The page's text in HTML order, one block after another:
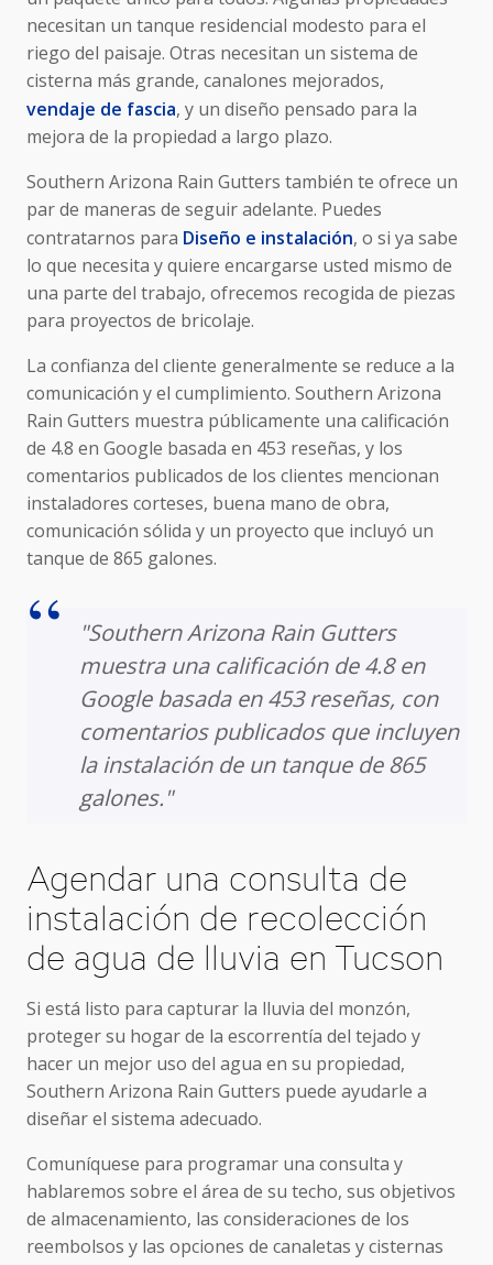
necesitan un tanque residencial modesto para el
riego del paisaje. Otras necesitan un sistema de
cisterna más grande, canalones mejorados,
vendaje de fascia, y un diseño pensado para la
mejora de la propiedad a largo plazo.
Southern Arizona Rain Gutters también te ofrece un
par de maneras de seguir adelante. Puedes
contratarnos para Diseño e instalación, o si ya sabe
lo que necesita y quiere encargarse usted mismo de
una parte del trabajo, ofrecemos recogida de piezas
para proyectos de bricolaje.
La confianza del cliente generalmente se reduce a la
comunicación y el cumplimiento. Southern Arizona
Rain Gutters muestra públicamente una calificación
de 4.8 en Google basada en 453 reseñas, y los
comentarios publicados de los clientes mencionan
instaladores corteses, buena mano de obra,
comunicación sólida y un proyecto que incluyó un
tanque de 865 galones.
"Southern Arizona Rain Gutters
muestra una calificación de 4.8 en
Google basada en 453 reseñas, con
comentarios publicados que incluyen
la instalación de un tanque de 865
galones."
Agendar una consulta de
instalación de recolección
de agua de lluvia en Tucson
Si está listo para capturar la lluvia del monzón,
proteger su hogar de la escorrentía del tejado y
hacer un mejor uso del agua en su propiedad,
Southern Arizona Rain Gutters puede ayudarle a
diseñar el sistema adecuado.
Comuníquese para programar una consulta y
hablaremos sobre el área de su techo, sus objetivos
de almacenamiento, las consideraciones de los
reembolsos y las opciones de canaletas y cisternas